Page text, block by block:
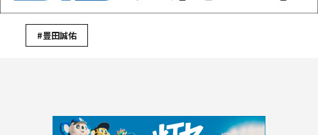
#豊田誠佑